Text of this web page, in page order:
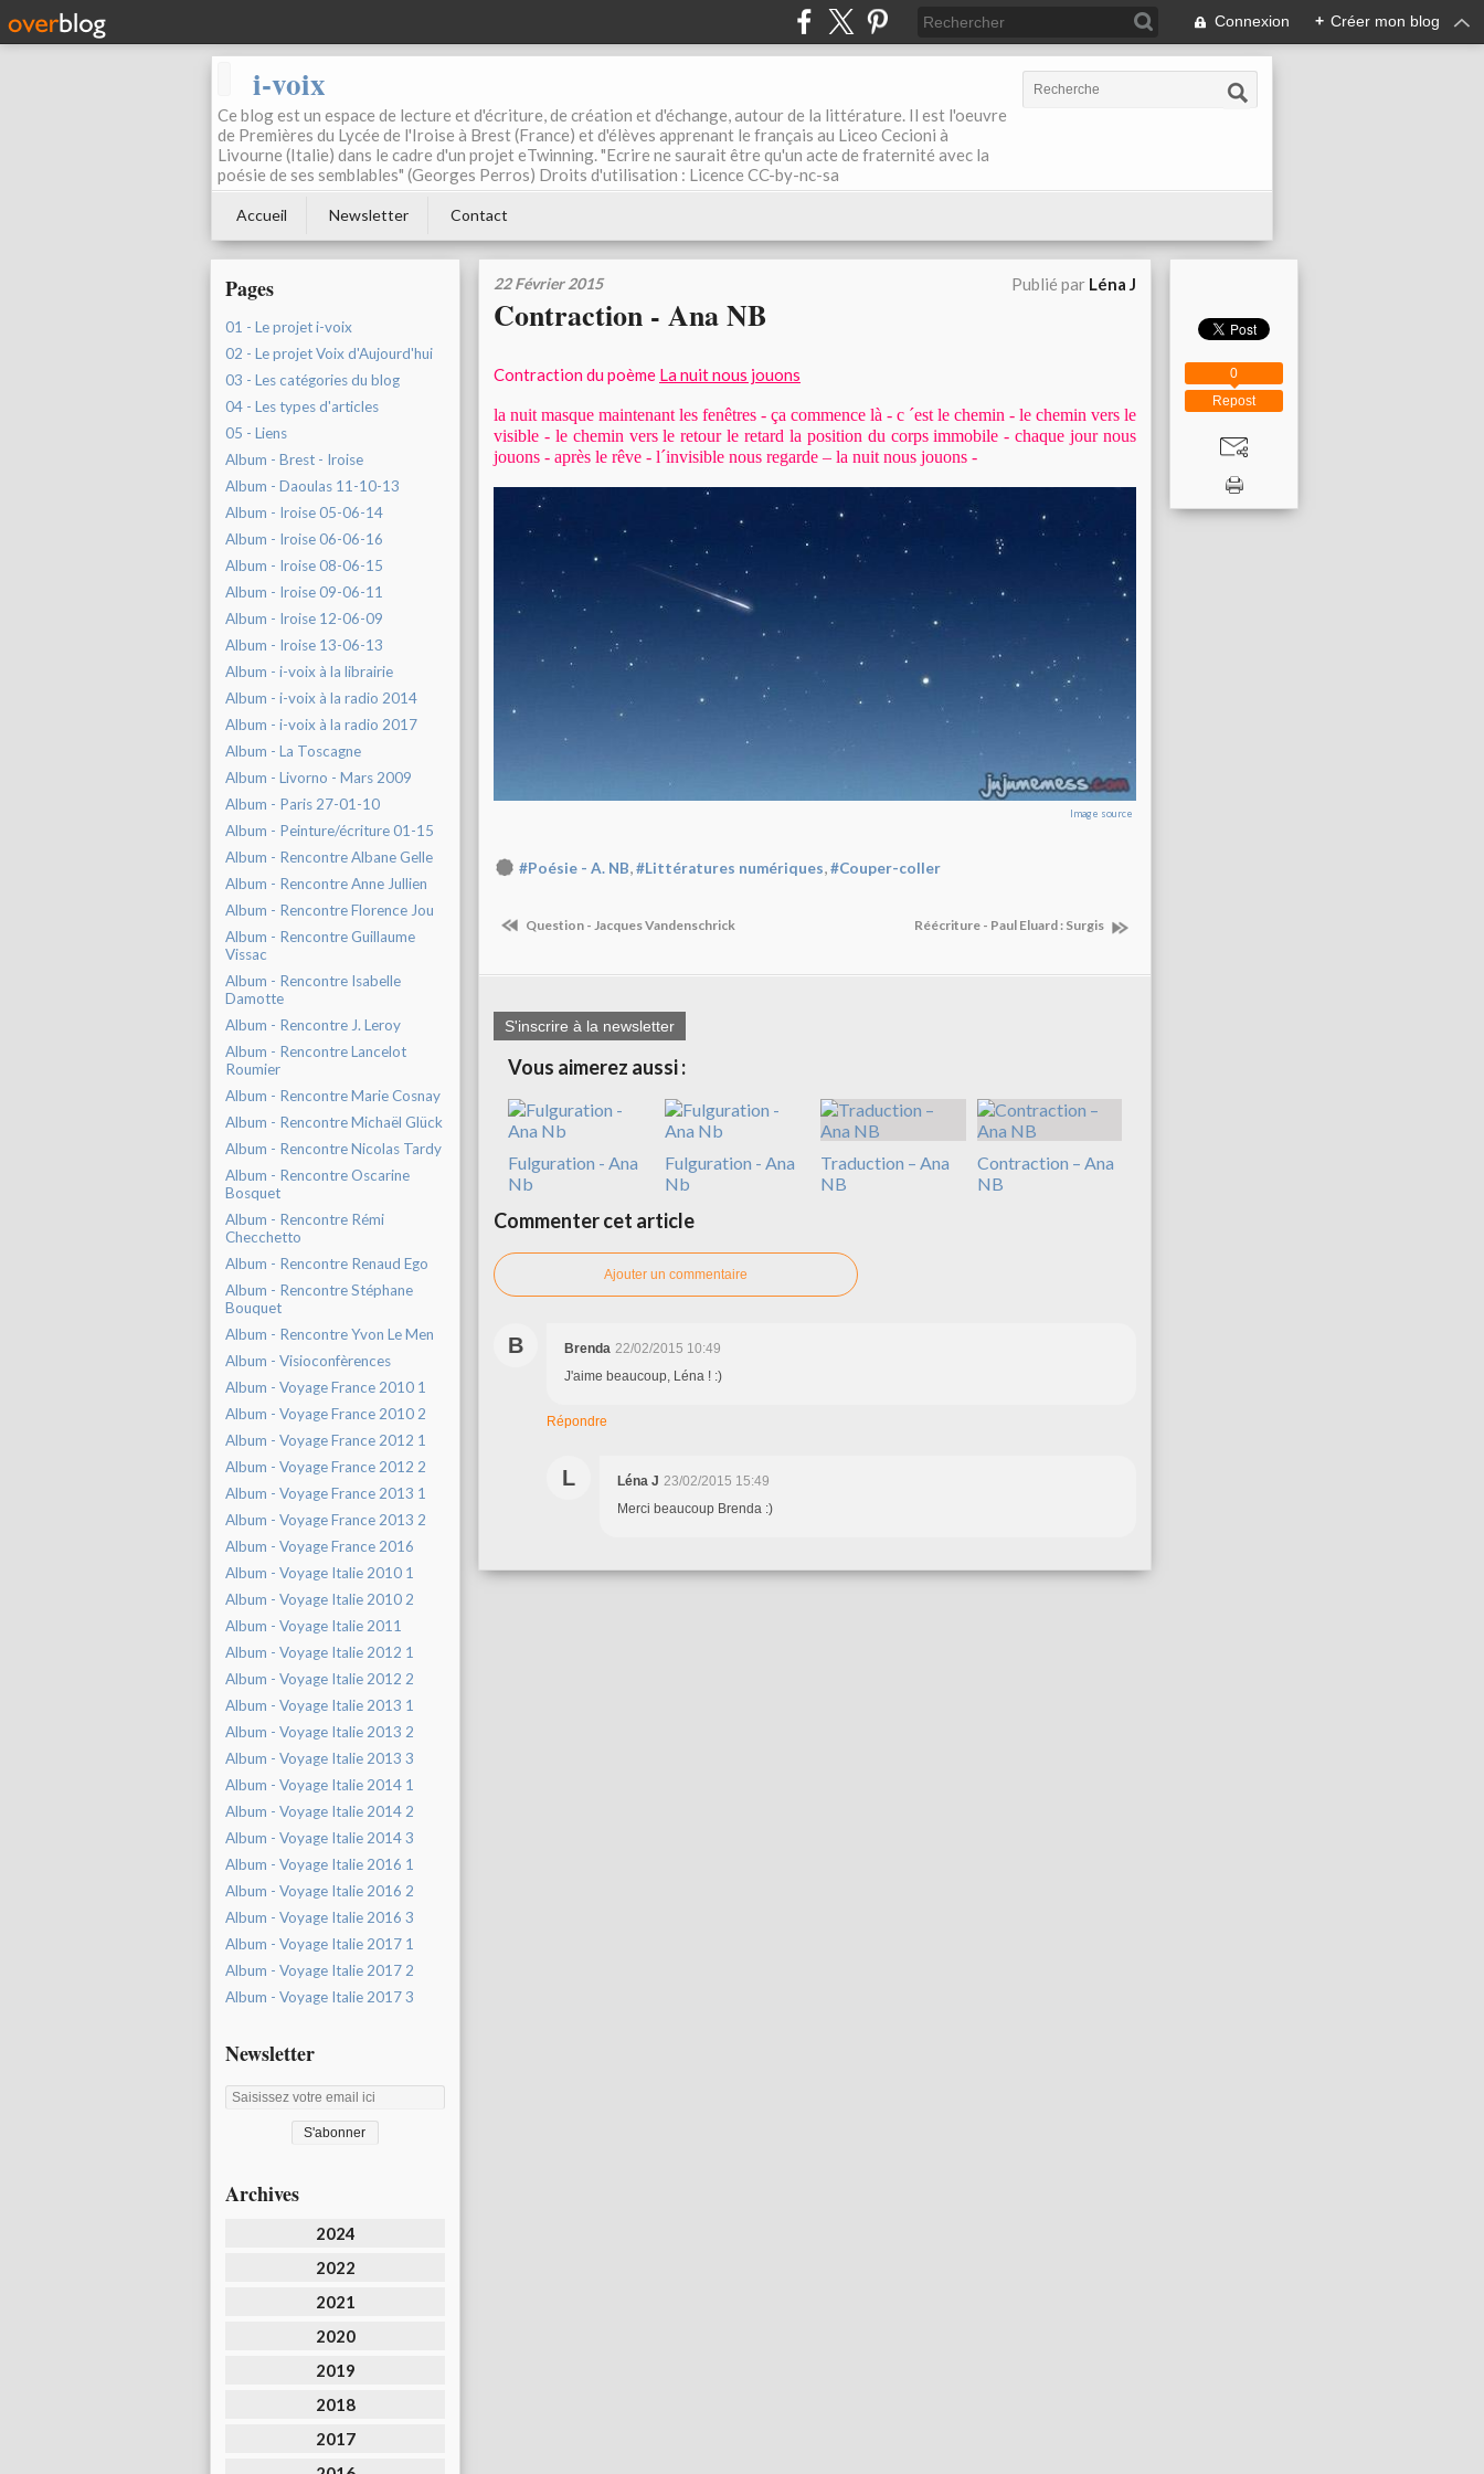
Connexion + Créer mon blog
i-voix
Ce blog est un espace de lecture et d'écriture, de création et d'échange, autour de la littérature. Il est l'oeuvre
de Premières du Lycée de l'Iroise à Brest (France) et d'élèves apprenant le français au Liceo Cecioni à
Livourne (Italie) dans le cadre d'un projet eTwinning. "Ecrire ne saurait être qu'un acte de fraternité avec la
poésie de ses semblables" (Georges Perros) Droits d'utilisation : Licence CC-by-nc-sa
Accueil Newsletter Contact
Pages
01 - Le projet i-voix
02 - Le projet Voix d'Aujourd'hui
03 - Les catégories du blog
04 - Les types d'articles
05 - Liens
Album - Brest - Iroise
Album - Daoulas 11-10-13
Album - Iroise 05-06-14
Album - Iroise 06-06-16
Album - Iroise 08-06-15
Album - Iroise 09-06-11
Album - Iroise 12-06-09
Album - Iroise 13-06-13
Album - i-voix à la librairie
Album - i-voix à la radio 2014
Album - i-voix à la radio 2017
Album - La Toscagne
Album - Livorno - Mars 2009
Album - Paris 27-01-10
Album - Peinture/écriture 01-15
Album - Rencontre Albane Gelle
Album - Rencontre Anne Jullien
Album - Rencontre Florence Jou
Album - Rencontre Guillaume
Vissac
Album - Rencontre Isabelle
Damotte
Album - Rencontre J. Leroy
Album - Rencontre Lancelot
Roumier
Album - Rencontre Marie Cosnay
Album - Rencontre Michaël Glück
Album - Rencontre Nicolas Tardy
Album - Rencontre Oscarine
Bosquet
Album - Rencontre Rémi
Checchetto
Album - Rencontre Renaud Ego
Album - Rencontre Stéphane
Bouquet
Album - Rencontre Yvon Le Men
Album - Visioconfèrences
Album - Voyage France 2010 1
Album - Voyage France 2010 2
Album - Voyage France 2012 1
Album - Voyage France 2012 2
Album - Voyage France 2013 1
Album - Voyage France 2013 2
Album - Voyage France 2016
Album - Voyage Italie 2010 1
Album - Voyage Italie 2010 2
Album - Voyage Italie 2011
Album - Voyage Italie 2012 1
Album - Voyage Italie 2012 2
Album - Voyage Italie 2013 1
Album - Voyage Italie 2013 2
Album - Voyage Italie 2013 3
Album - Voyage Italie 2014 1
Album - Voyage Italie 2014 2
Album - Voyage Italie 2014 3
Album - Voyage Italie 2016 1
Album - Voyage Italie 2016 2
Album - Voyage Italie 2016 3
Album - Voyage Italie 2017 1
Album - Voyage Italie 2017 2
Album - Voyage Italie 2017 3
Newsletter
Archives
2024
2022
2021
2020
2019
2018
2017
22 Février 2015 Publié par Léna J
Contraction - Ana NB
Contraction du poème La nuit nous jouons
la nuit masque maintenant les fenêtres - ça commence là - c ´est le chemin - le chemin vers le
visible - le chemin vers le retour le retard la position du corps immobile - chaque jour nous
jouons - après le rêve - l´invisible nous regarde – la nuit nous jouons -
Image source
#Poésie - A. NB,#Littératures numériques,#Couper-coller
Question - Jacques Vandenschrick Réécriture - Paul Eluard : Surgis
S'inscrire à la newsletter
Vous aimerez aussi :
Fulguration - Ana
Nb
Fulguration - Ana
Nb
Traduction – Ana
NB
Contraction – Ana
NB
Commenter cet article
Ajouter un commentaire
B Brenda 22/02/2015 10:49
J'aime beaucoup, Léna ! :)
Répondre
L Léna J 23/02/2015 15:49
Merci beaucoup Brenda :)
Repost
0